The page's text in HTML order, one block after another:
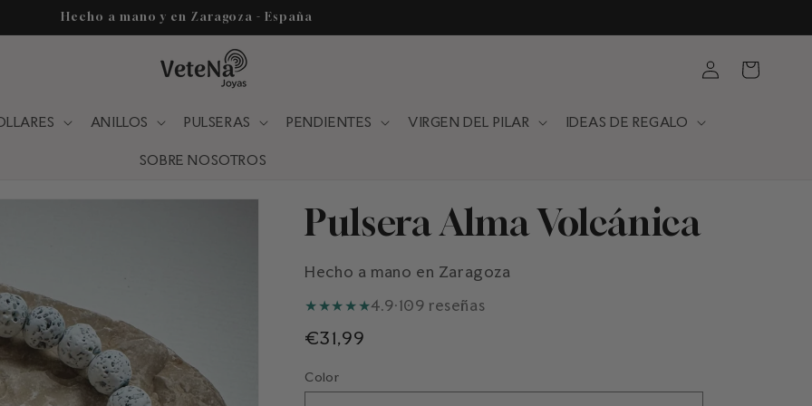
Hecho a mano y en Zaragoza - España
ANILLOS PULSERAS PENDIENTES VIRGEN DEL PILAR IDEAS DE REGALO
SOBRE NOSOTROS
Iniciar
sesión
Carrito
Pulsera Alma Volcánica
Hecho a mano en Zaragoza
★★★★★4.9·109 reseñas
Precio
€31,99
Color